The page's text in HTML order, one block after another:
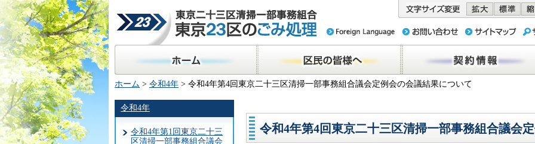
東京二十三区清掃一部事務組合 東京
23区のごみ処理
ホーム 区民の皆様へ 契約情報
ホーム > 令和4年 > 令和4年第4回東京二十三区清掃一部事務組合議会定例会の会議結果について
令和4年
令和4年第1回東京二十三
区清掃一部事務組合議会
令和4年第4回東京二十三区清掃一部事務組合議会